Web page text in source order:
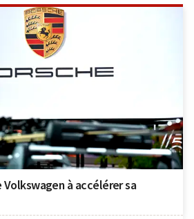
Volkswagen à accélérer sa